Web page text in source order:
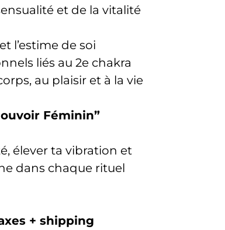
et de la vitalité
l’estime de soi
liés au 2e chakra
au plaisir et à la vie
Féminin”
élever ta vibration et
dans chaque rituel
+ shipping